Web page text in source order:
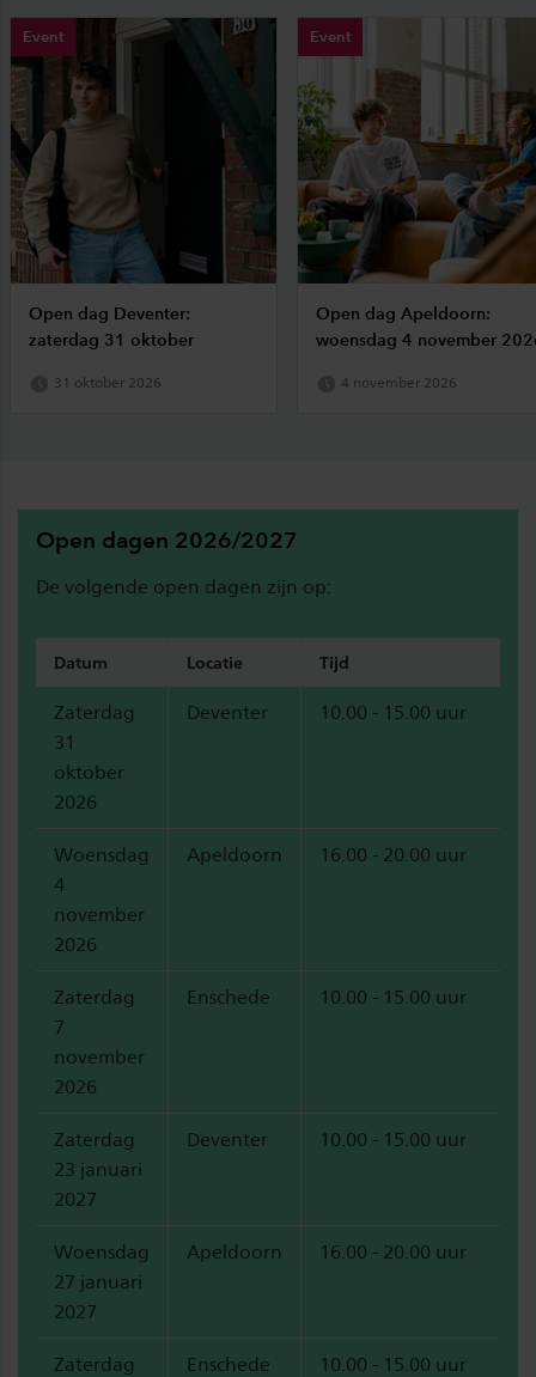
Event
Open dag Deventer:
zaterdag 31 oktober
31 oktober 2026
Event
Open dag Apeldoorn:
woensdag 4 november
4 november 2026
Open dagen 2026/2027
De volgende open dagen zijn op:
Datum Locatie Tijd
Zaterdag
31
oktober
2026
Deventer 10.00 - 15.00 uur
Woensdag
4
november
2026
Apeldoorn 16.00 - 20.00 uur
Zaterdag
7
november
2026
Enschede 10.00 - 15.00 uur
Zaterdag
23 januari
2027
Deventer 10.00 - 15.00 uur
Woensdag
27 januari
2027
Apeldoorn 16.00 - 20.00 uur
Zaterdag
Enschede 10.00 - 15.00 uur